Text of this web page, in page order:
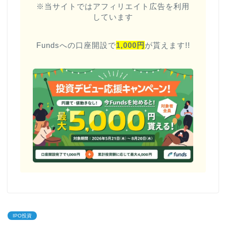
※当サイトではアフィリエイト広告を利用
しています
Fundsへの口座開設で1,000円 が貰えます!!
IPO投資